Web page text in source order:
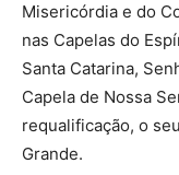
Misericórdia e do
nas Capelas do
Santa Catarina,
Capela de Nossa
requalificação, o
Grande.